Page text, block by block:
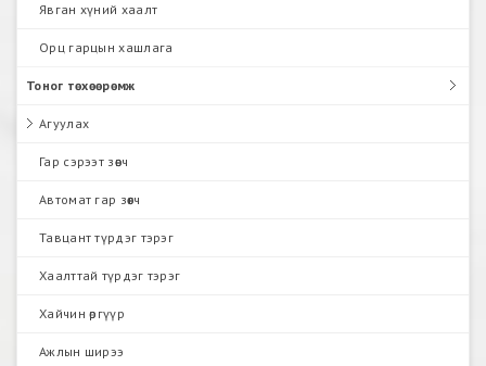
Явган хүний хаалт
Орц гарцын хашлага
Тоног төхөөрөмж
Агуулах
Гар сэрээт зөөгч
Автомат гар зөөгч
Тавцант түрдэг тэрэг
Хаалттай түрдэг тэрэг
Хайчин өргүүр
Ажлын ширээ